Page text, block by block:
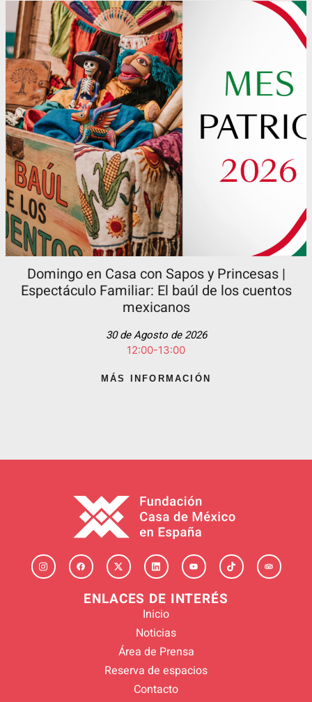
Domingo en Casa con Sapos y Princesas |
Espectáculo Familiar: El baúl de los cuentos
mexicanos
30 de Agosto de 2026
12:00-13:00
MÁS INFORMACIÓN
ENLACES DE INTERÉS
Inicio
Noticias
Área de Prensa
Reserva de espacios
Contacto